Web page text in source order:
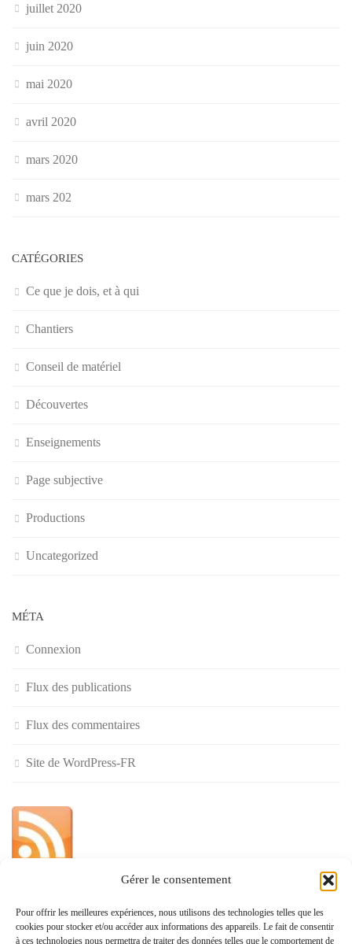
Gérer le consentement
Pour offrir les meilleures expériences, nous utilisons des technologies telles que les
cookies pour stocker et/ou accéder aux informations des appareils. Le fait de consentir
à ces technologies nous permettra de traiter des données telles que le comportement de
juillet 2020
juin 2020
mai 2020
avril 2020
mars 2020
mars 202
CATÉGORIES
Ce que je dois, et à qui
Chantiers
Conseil de matériel
Découvertes
Enseignements
Page subjective
Productions
Uncategorized
MÉTA
Connexion
Flux des publications
Flux des commentaires
Site de WordPress-FR
»
Politique de confidentialité